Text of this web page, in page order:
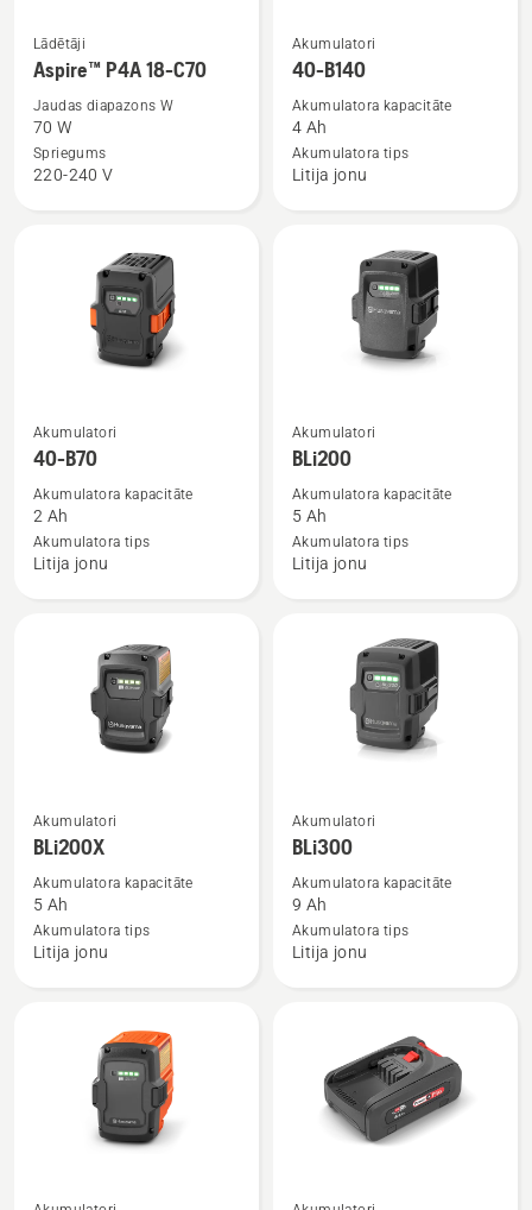
Skatīt
vairāk
par
Aspire™
P4A
Lādētāji
Aspire™ P4A 18-C70
Jaudas diapazons W
70 W
Spriegums
220-240 V
Skatīt
vairāk
par
40-
B140
Akumulatori
40-B140
Akumulatora kapacitāte
4 Ah
Akumulatora tips
Litija jonu
Skatīt
vairāk
par
40-
B70
Akumulatori
40-B70
Akumulatora kapacitāte
2 Ah
Akumulatora tips
Litija jonu
Skatīt
vairāk
par
BLi200
Akumulatori
BLi200
Akumulatora kapacitāte
5 Ah
Akumulatora tips
Litija jonu
Skatīt
vairāk
par
BLi200X
Akumulatori
BLi200X
Akumulatora kapacitāte
5 Ah
Akumulatora tips
Litija jonu
Skatīt
vairāk
par
BLi300
Akumulatori
BLi300
Akumulatora kapacitāte
9 Ah
Akumulatora tips
Litija jonu